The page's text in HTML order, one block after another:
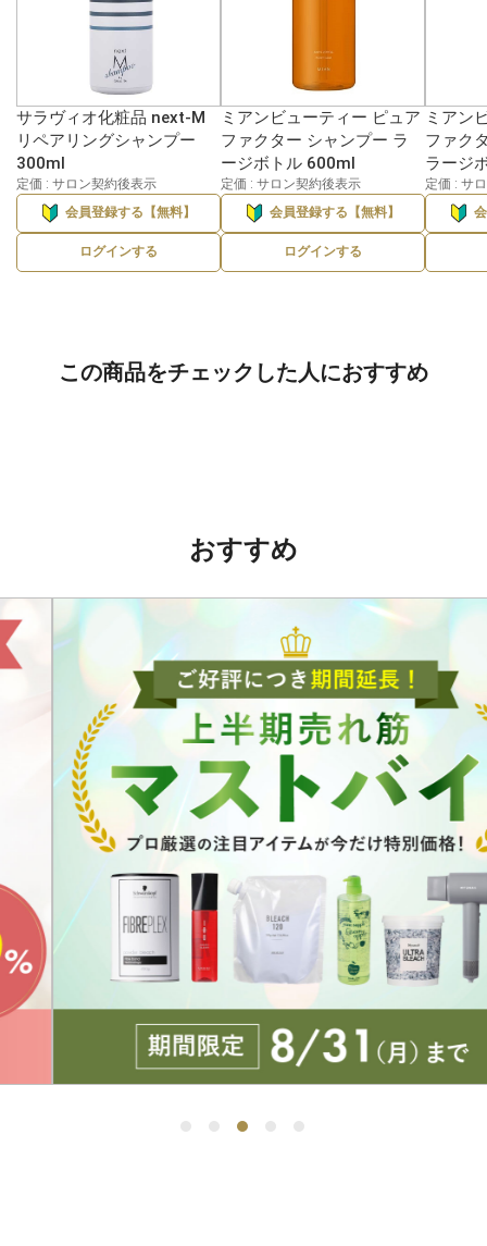
サラヴィオ化粧品 next-M
リペアリングシャンプー
300ml
定価 : サロン契約後表示
会員登録する【無料】
ログインする
ミアンビューティー ピュア
ファクター シャンプー ラ
ージボトル 600ml
定価 : サロン契約後表示
会員登録する【無料】
ログインする
ミアン
ファク
ラージ
定価 : サ
この商品をチェックした人におすすめ
おすすめ